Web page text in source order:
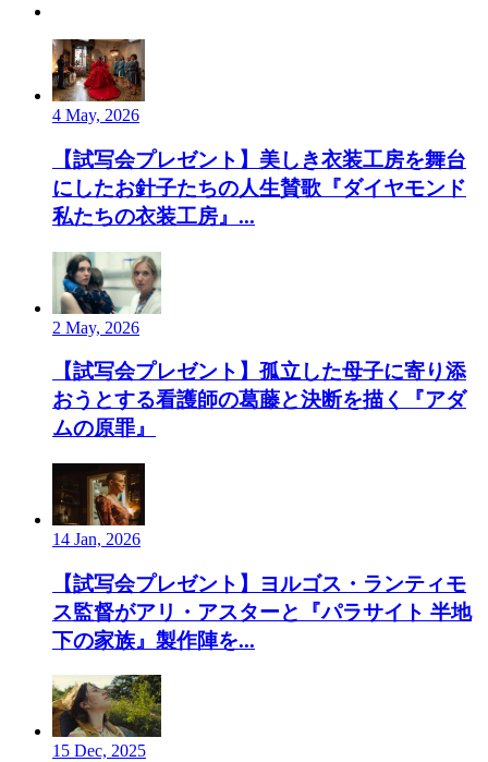
4 May, 2026
【試写会プレゼント】美しき衣装工房を舞台
にしたお針子たちの人生賛歌『ダイヤモンド
私たちの衣装工房』...
2 May, 2026
【試写会プレゼント】孤立した母子に寄り添
おうとする看護師の葛藤と決断を描く『アダ
ムの原罪』
14 Jan, 2026
【試写会プレゼント】ヨルゴス・ランティモ
ス監督がアリ・アスターと『パラサイト 半地
下の家族』製作陣を...
15 Dec, 2025